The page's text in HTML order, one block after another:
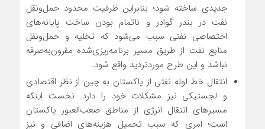
جدیدی ساخته شود؛ بنابراین ظرفیت محدود حمل‌ونقل
نفت در بندر گوادر و ناتمام بودن ساخت پایانه‌های
اختصاصی نفتی سبب می‌شود که تخلیه و حمل‌ونقل
منابع نفت از طریق مسیر برنامه‌ریزی‌شده مقرون‌به‌صرفه
نباشد و این طرح موردتردید واقع شود.
انتقال خط لوله نفتی از پاکستان به چین از نظر اقتصادی
و لجستیکی نیز مشکلات خود را دارد. نخست اینکه
مسیرهای انتقال انرژی از مناطق صعب‌العبور پاکستان
است؛ امری که سبب تحمیل هزینه‌های اضافی و نیز